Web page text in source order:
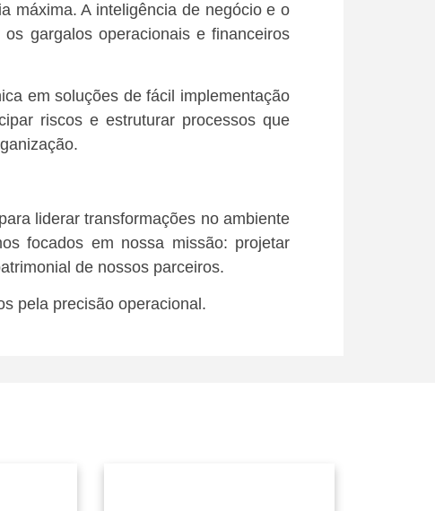
máxima. A inteligência de negócio e o
gargalos operacionais e financeiros
em soluções de fácil implementação
riscos e estruturar processos que
liderar transformações no ambiente
focados em nossa missão: projetar
de nossos parceiros.
pela precisão operacional.